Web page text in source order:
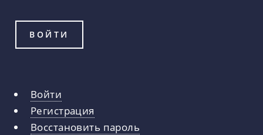
Главные
вкладки
Войти
Регистрация
Восстановить пароль